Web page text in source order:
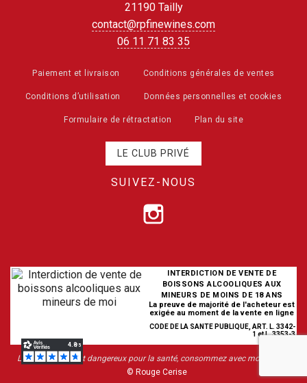
21190 Tailly
contact@rpfinewines.com
06 11 71 83 35
Paiement et livraison Conditions générales de ventes
Conditions d’utilisation Données personnelles et cookies
Formulaire de rétractation Plan du site
LE CLUB PRIVÉ
SUIVEZ-NOUS
INTERDICTION DE VENTE DE
BOISSONS ALCOOLIQUES AUX
MINEURS DE MOINS DE 18 ANS
La preuve de majorité de l'acheteur est
exigée au moment de la vente en ligne
CODE DE LA SANTE PUBLIQUE, ART. L. 3342-
1 et L. 3353-3
L’abus d’alcool est dangereux pour la santé, consommez avec modération
© Rouge Cerise